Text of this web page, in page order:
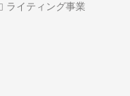
ライティング事業